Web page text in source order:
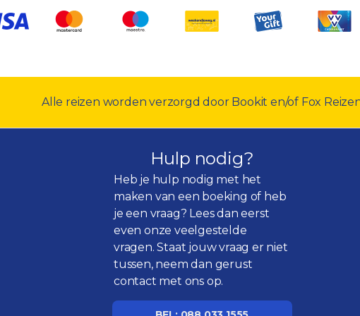
Alle reizen worden verzorgd door Bookit en/of Fox
Hulp nodig?
Heb je hulp nodig met het
maken van een boeking of heb
je een vraag? Lees dan eerst
even onzeveelgestelde
vragen. Staat jouw vraag er niet
tussen, neem dan gerust
contact met ons op.